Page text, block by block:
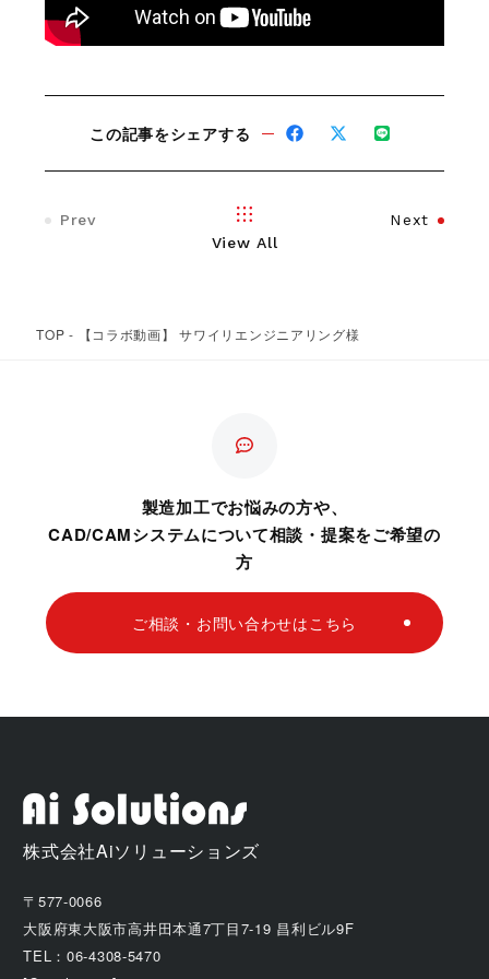
この記事をシェアする
Prev
View All
Next
TOP - 【コラボ動画】 サワイリエンジニアリング様
製造加工でお悩みの方や、
CAD/CAMシステムについて相談・提案をご希望の
方
ご相談・お問い合わせはこちら
株式会社Aiソリューションズ
〒577-0066
大阪府東大阪市高井田本通7丁目7-19 昌利ビル9F
TEL：06-4308-5470